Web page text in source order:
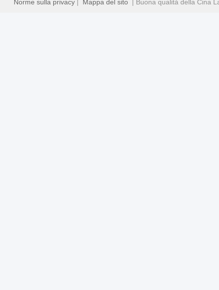
Norme sulla privacy| Mappa del sito| Buona qualità della Cina